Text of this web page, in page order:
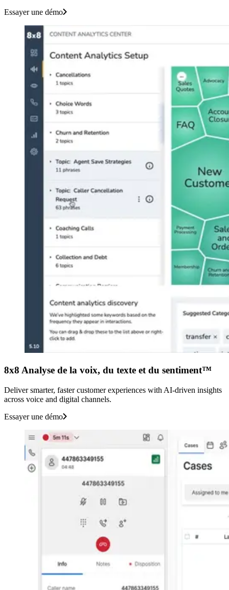
Essayer une démo
8x8 Analyse de la voix, du texte et du sentiment™
Deliver smarter, faster customer experiences with AI-driven insights
across voice and digital channels.
Essayer une démo